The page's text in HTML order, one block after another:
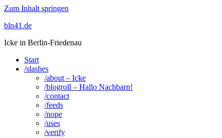
Zum Inhalt springen
bln41.de
Icke in Berlin-Friedenau
Start
/slashes
/about – Icke
/blogroll – Hallo Nachbarn!
/contact
/feeds
/nope
/uses
/verify